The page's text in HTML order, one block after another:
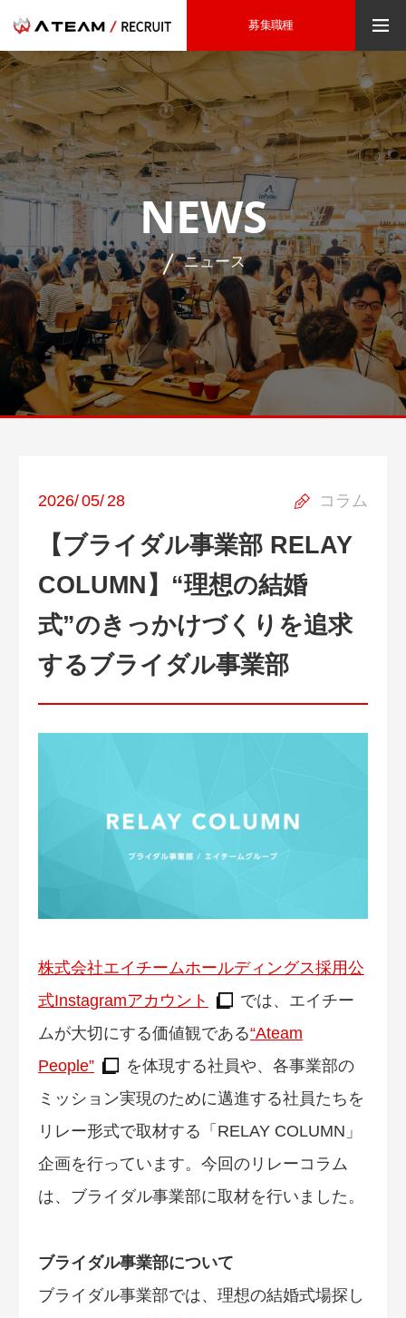
募集職種
NEWS
ニュース
コラム
2026/05/28
【ブライダル事業部 RELAY
COLUMN】“理想の結婚
式”のきっかけづくりを追求
するブライダル事業部
株式会社エイチームホールディングス採用公
式Instagramアカウント
では、エイチー
ムが大切にする価値観である“Ateam
People”
を体現する社員や、各事業部の
ミッション実現のために邁進する社員たちを
リレー形式で取材する「RELAY COLUMN」
企画を行っています。今回のリレーコラム
は、ブライダル事業部に取材を行いました。
ブライダル事業部について
ブライダル事業部では、理想の結婚式場探し